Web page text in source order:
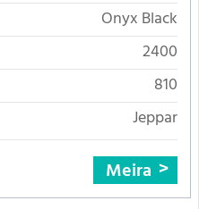
Onyx Black
2400
810
Jeppar
Meira